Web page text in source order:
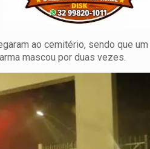
ao cemitério, sendo que
mascou por duas vezes.